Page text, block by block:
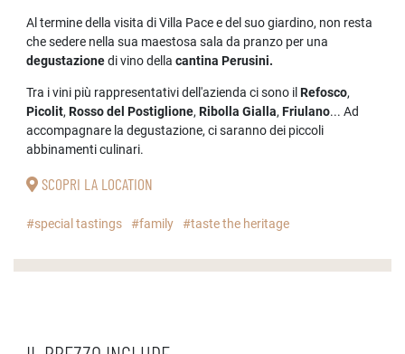
Al termine della visita di Villa Pace e del suo giardino, non resta
che sedere nella sua maestosa sala da pranzo per una
degustazionedi vino della cantina Perusini.
Tra i vini più rappresentativi dell'azienda ci sono il Refosco,
Picolit, Rosso del Postiglione, Ribolla Gialla, Friulano... Ad
accompagnare la degustazione, ci saranno dei piccoli
abbinamenti culinari.
SCOPRI LA LOCATION
#special tastings #family #taste the heritage